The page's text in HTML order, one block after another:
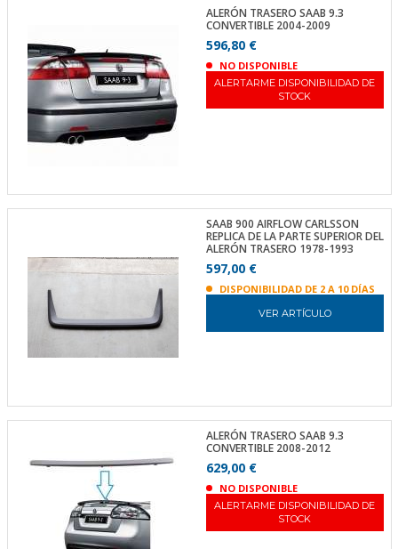
ALERÓN TRASERO SAAB 9.3
CONVERTIBLE 2004-2009
596,80 €
NO DISPONIBLE
ALERTARME DISPONIBILIDAD DE
STOCK
SAAB 900 AIRFLOW CARLSSON
REPLICA DE LA PARTE SUPERIOR DEL
ALERÓN TRASERO 1978-1993
597,00 €
DISPONIBILIDAD DE 2 A 10 DÍAS
VER ARTÍCULO
ALERÓN TRASERO SAAB 9.3
CONVERTIBLE 2008-2012
629,00 €
NO DISPONIBLE
ALERTARME DISPONIBILIDAD DE
STOCK